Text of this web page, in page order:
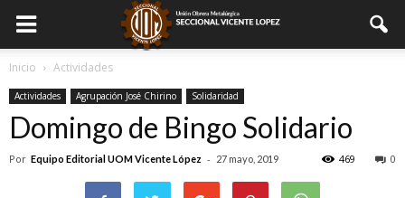
Inicio Actividades
Actividades Agrupación José Chirino Solidaridad
Domingo de Bingo Solidario
Por Equipo Editorial UOM Vicente López - 27 mayo, 2019 0
469